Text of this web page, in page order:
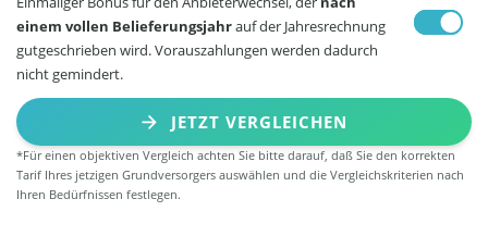
einem vollen Belieferungsjahrauf der Jahresrechnung
gutgeschrieben wird. Vorauszahlungen werden dadurch
nicht gemindert.
JETZT VERGLEICHEN
*Für einen objektiven Vergleich achten Sie bitte darauf, daß Sie den korrekten
Tarif Ihres jetzigen Grundversorgers auswählen und die Vergleichskriterien nach
Ihren Bedürfnissen festlegen.